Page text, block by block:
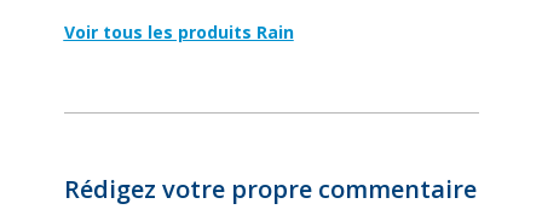
Voir tous les produits Rain
Rédigez votre propre commentaire